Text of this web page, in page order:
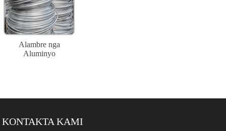
Alambre nga
Aluminyo
KONTAKTA KAMI